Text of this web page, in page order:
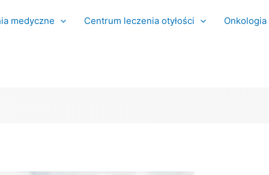
medyczne Centrum leczenia otyłości Onkologia